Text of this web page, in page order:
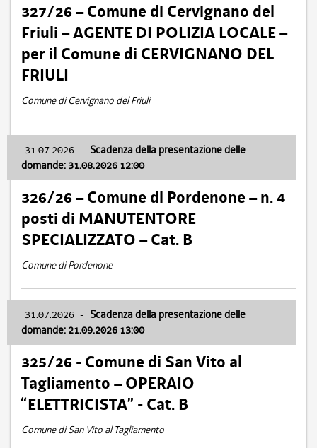
327/26 – Comune di Cervignano del
Friuli – AGENTE DI POLIZIA LOCALE –
per il Comune di CERVIGNANO DEL
FRIULI
Comune di Cervignano del Friuli
31.07.2026 - Scadenza della presentazione delle
domande: 31.08.2026 12:00
326/26 – Comune di Pordenone – n. 4
posti di MANUTENTORE
SPECIALIZZATO – Cat. B
Comune di Pordenone
31.07.2026 - Scadenza della presentazione delle
domande: 21.09.2026 13:00
325/26 - Comune di San Vito al
Tagliamento – OPERAIO
“ELETTRICISTA” - Cat. B
Comune di San Vito al Tagliamento